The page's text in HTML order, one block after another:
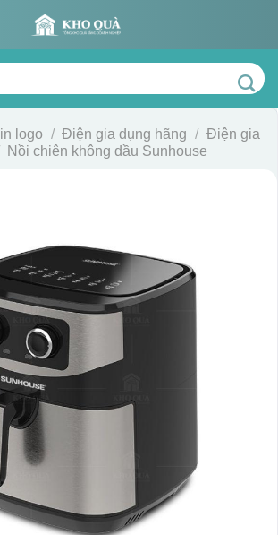
logo / Điện gia dụng hãng / Điện gia
Nồi chiên không dầu Sunhouse